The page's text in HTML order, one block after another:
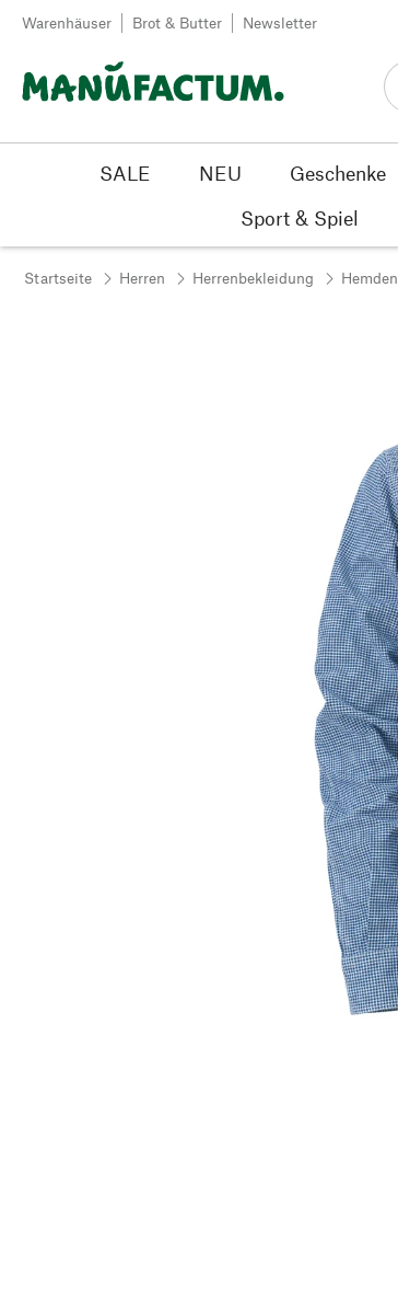
Zum Inhalt springen
Warenhäuser Brot & Butter Newsletter
SALE NEU Geschenke
Sport & Spiel
Startseite Herren Herrenbekleidung Hemden